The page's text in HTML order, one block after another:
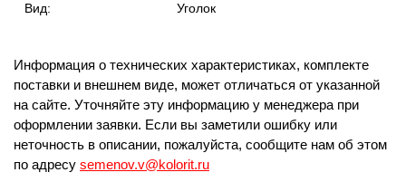
Вид: Уголок
Информация о технических характеристиках, комплекте
поставки и внешнем виде, может отличаться от указанной
на сайте. Уточняйте эту информацию у менеджера при
оформлении заявки. Если вы заметили ошибку или
неточность в описании, пожалуйста, сообщите нам об этом
по адресу semenov.v@kolorit.ru